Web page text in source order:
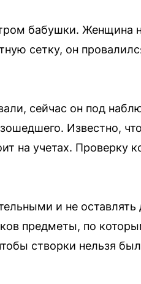
бабушки. Женщина
сетку, он
сейчас он под
Известно,
на учетах. Проверку
и не оставлять
предметы, по
створки нельзя